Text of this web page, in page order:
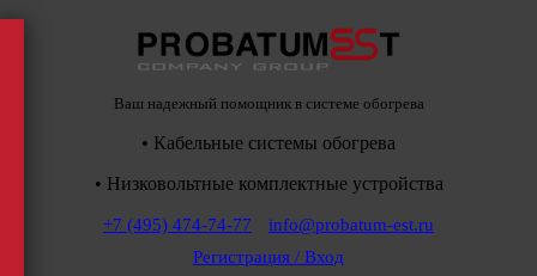
Ваш надежный помощник в системе обогрева
• Кабельные системы обогрева
• Низковольтные комплектные устройства
+7 (495) 474-74-77
info@probatum-est.ru
Регистрация / Вход